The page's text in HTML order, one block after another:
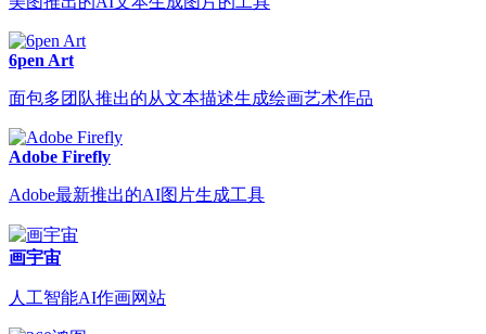
6pen Art
面包多团队推出的从文本描述生成绘画艺术作品
Adobe Firefly
Adobe最新推出的AI图片生成工具
画宇宙
人工智能AI作画网站